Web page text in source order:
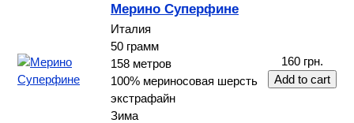
Мерино Суперфине
Италия
50 грамм
158 метров
100% мериносовая шерсть
экстрафайн
Зима
160 грн.